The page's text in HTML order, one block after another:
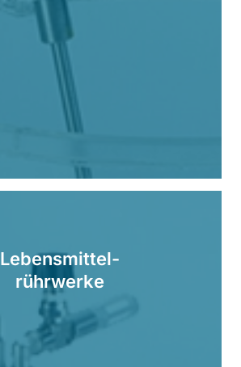
Lebensmittel-
rührwerke